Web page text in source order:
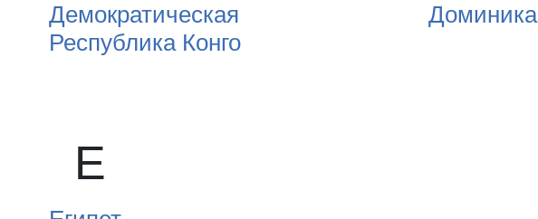
Демократическая
Республика Конго
Доминика
Е